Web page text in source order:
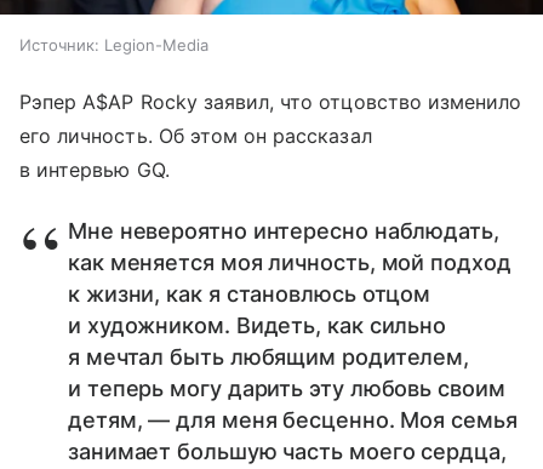
Источник: Legion-Media
Рэпер A$AP Rocky заявил, что отцовство изменило
его личность. Об этом он рассказал
в интервью GQ.
Мне невероятно интересно наблюдать,
как меняется моя личность, мой подход
к жизни, как я становлюсь отцом
и художником. Видеть, как сильно
я мечтал быть любящим родителем,
и теперь могу дарить эту любовь своим
детям, — для меня бесценно. Моя семья
занимает большую часть моего сердца,